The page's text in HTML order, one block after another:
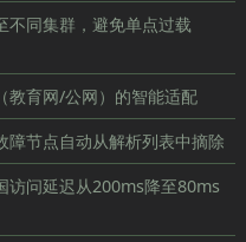
不同集群，避免单点过载
教育网/公网）的智能适配
障节点自动从解析列表中摘除
访问延迟从200ms降至80ms